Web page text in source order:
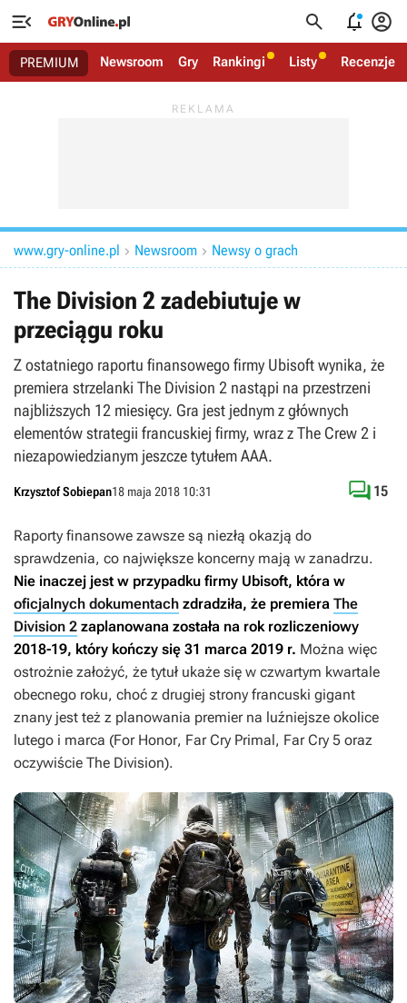
   
PREMIUM Newsroom Gry Rankingi Listy Recenzje
www.gry-online.pl  Newsroom  Newsy o grach
The Division 2 zadebiutuje w
przeciągu roku
Z ostatniego raportu finansowego firmy Ubisoft wynika, że
premiera strzelanki The Division 2 nastąpi na przestrzeni
najbliższych 12 miesięcy. Gra jest jednym z głównych
elementów strategii francuskiej firmy, wraz z The Crew 2 i
niezapowiedzianym jeszcze tytułem AAA.
Krzysztof Sobiepan18 maja 2018 10:31  15
Raporty finansowe zawsze są niezłą okazją do
sprawdzenia, co największe koncerny mają w zanadrzu.
Nie inaczej jest w przypadku firmy Ubisoft, która w
oficjalnych dokumentach zdradziła, że premiera The
Division 2 zaplanowana została na rok rozliczeniowy
2018-19, który kończy się 31 marca 2019 r. Można więc
ostrożnie założyć, że tytuł ukaże się w czwartym kwartale
obecnego roku, choć z drugiej strony francuski gigant
znany jest też z planowania premier na luźniejsze okolice
lutego i marca (For Honor, Far Cry Primal, Far Cry 5 oraz
oczywiście The Division).